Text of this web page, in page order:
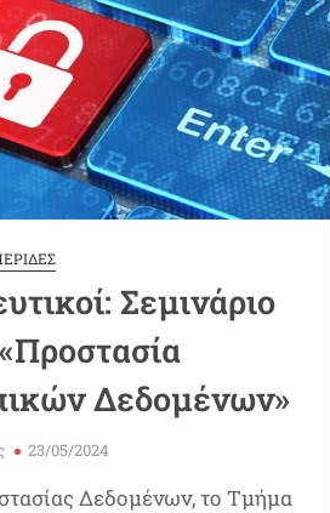
Σεμινάριο
Δεδομένων»
23/05/2024
Δεδομένων, το Τμήμα